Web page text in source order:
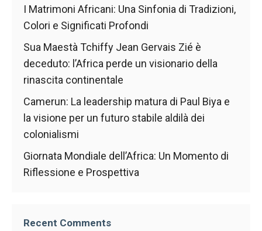
I Matrimoni Africani: Una Sinfonia di Tradizioni,
Colori e Significati Profondi
Sua Maestà Tchiffy Jean Gervais Zié è
deceduto: l’Africa perde un visionario della
rinascita continentale
Camerun: La leadership matura di Paul Biya e
la visione per un futuro stabile aldilà dei
colonialismi
Giornata Mondiale dell’Africa: Un Momento di
Riflessione e Prospettiva
Recent Comments
durante la tua
visita. Se rifiuti
questi cookie,
alcune
scompariranno
dal sito web.
Marketing
Condividendo i
comportamenti
mentre visiti il
vedere